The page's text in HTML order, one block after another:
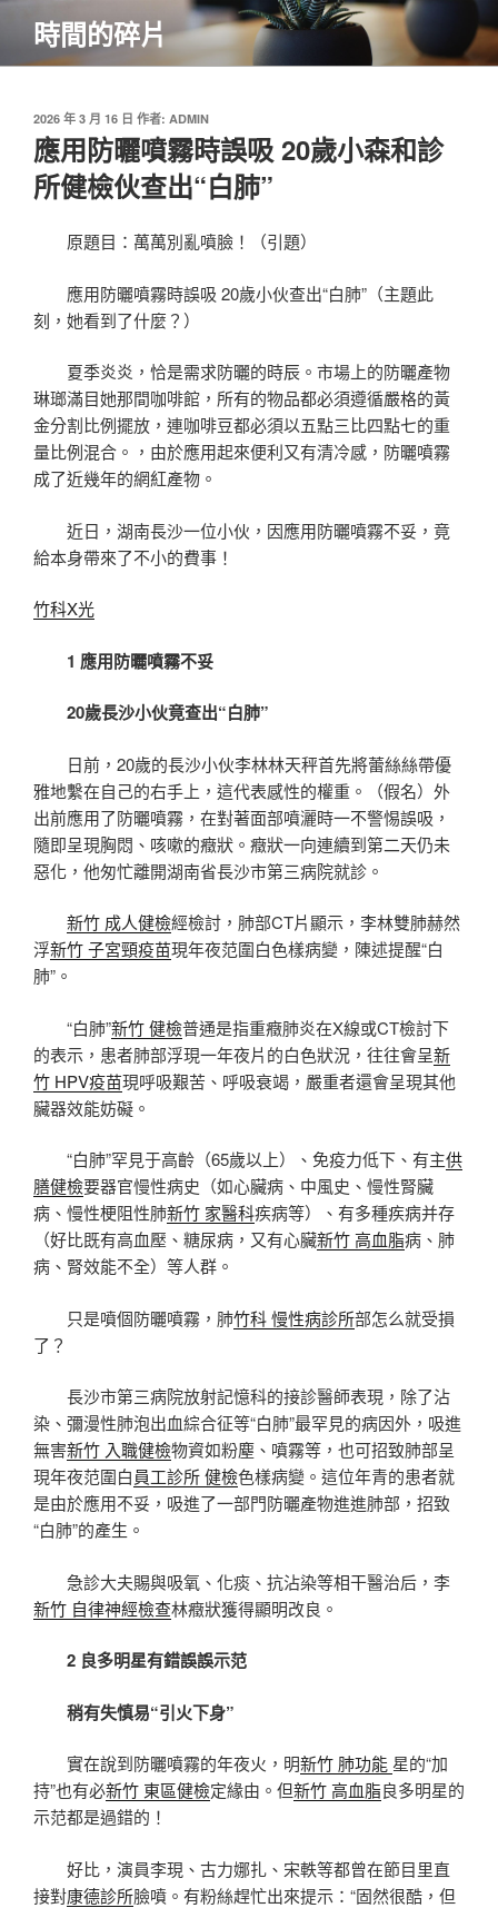
主
時間的碎片
發
佈
於
2026 年 3 月 16 日 作者: ADMIN
應用防曬噴霧時誤吸 20歲小森和診
所健檢伙查出“白肺”
原題目：萬萬別亂噴臉！（引題）
應用防曬噴霧時誤吸 20歲小伙查出“白肺”（主題此
刻，她看到了什麼？）
夏季炎炎，恰是需求防曬的時辰。市場上的防曬產物
琳瑯滿目她那間咖啡館，所有的物品都必須遵循嚴格的黃
金分割比例擺放，連咖啡豆都必須以五點三比四點七的重
量比例混合。，由於應用起來便利又有清冷感，防曬噴霧
成了近幾年的網紅產物。
近日，湖南長沙一位小伙，因應用防曬噴霧不妥，竟
給本身帶來了不小的費事！
竹科X光
1 應用防曬噴霧不妥
20歲長沙小伙竟查出“白肺”
日前，20歲的長沙小伙李林林天秤首先將蕾絲絲帶優
雅地繫在自己的右手上，這代表感性的權重。（假名）外
出前應用了防曬噴霧，在對著面部噴灑時一不警惕誤吸，
隨即呈現胸悶、咳嗽的癥狀。癥狀一向連續到第二天仍未
惡化，他匆忙離開湖南省長沙市第三病院就診。
新竹 成人健檢經檢討，肺部CT片顯示，李林雙肺赫然
浮新竹 子宮頸疫苗現年夜范圍白色樣病變，陳述提醒“白
肺”。
“白肺”新竹 健檢普通是指重癥肺炎在X線或CT檢討下
的表示，患者肺部浮現一年夜片的白色狀況，往往會呈新
竹 HPV疫苗現呼吸艱苦、呼吸衰竭，嚴重者還會呈現其他
臟器效能妨礙。
“白肺”罕見于高齡（65歲以上）、免疫力低下、有主供
膳健檢要器官慢性病史（如心臟病、中風史、慢性腎臟
病、慢性梗阻性肺新竹 家醫科疾病等）、有多種疾病并存
（好比既有高血壓、糖尿病，又有心臟新竹 高血脂病、肺
病、腎效能不全）等人群。
只是噴個防曬噴霧，肺竹科 慢性病診所部怎么就受損
了？
長沙市第三病院放射記憶科的接診醫師表現，除了沾
染、彌漫性肺泡出血綜合征等“白肺”最罕見的病因外，吸進
無害新竹 入職健檢物資如粉塵、噴霧等，也可招致肺部呈
現年夜范圍白員工診所 健檢色樣病變。這位年青的患者就
是由於應用不妥，吸進了一部門防曬產物進進肺部，招致
“白肺”的產生。
急診大夫賜與吸氧、化痰、抗沾染等相干醫治后，李
新竹 自律神經檢查林癥狀獲得顯明改良。
2 良多明星有錯誤誤示范
稍有失慎易“引火下身”
實在說到防曬噴霧的年夜火，明新竹 肺功能 星的“加
持”也有必新竹 東區健檢定緣由。但新竹 高血脂良多明星的
示范都是過錯的！
好比，演員李現、古力娜扎、宋軼等都曾在節目里直
接對康德診所臉噴。有粉絲趕忙出來提示：“固然很酷，但